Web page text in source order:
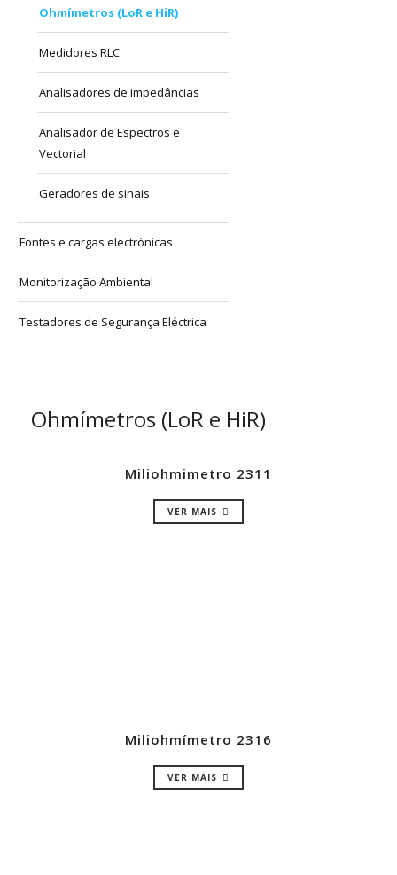
Ohmímetros (LoR e HiR)
Medidores RLC
Analisadores de impedâncias
Analisador de Espectros e
Vectorial
Geradores de sinais
Fontes e cargas electrónicas
Monitorização Ambiental
Testadores de Segurança Eléctrica
Ohmímetros (LoR e HiR)
Miliohmimetro 2311
VER MAIS
Miliohmímetro 2316
VER MAIS